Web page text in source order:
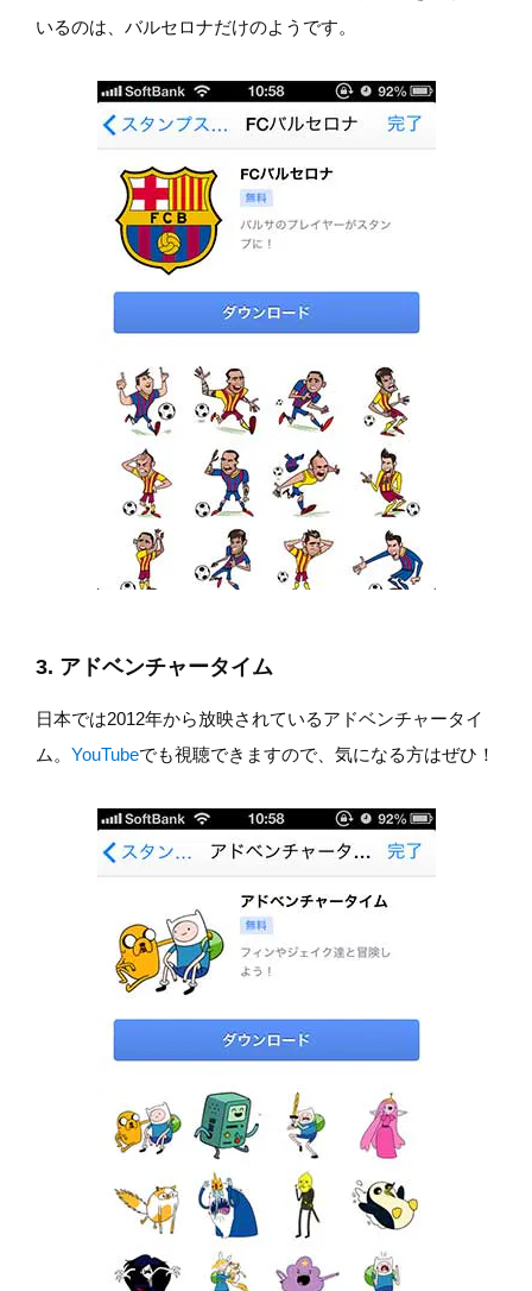
いるのは、バルセロナだけのようです。
3. アドベンチャータイム
日本では2012年から放映されているアドベンチャータイ
ム。 YouTubeでも視聴できますので、気になる方はぜひ！